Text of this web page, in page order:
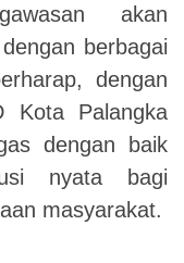
akan
berbagai
dengan
Kota Palangka
dengan baik
nyata bagi
masyarakat.